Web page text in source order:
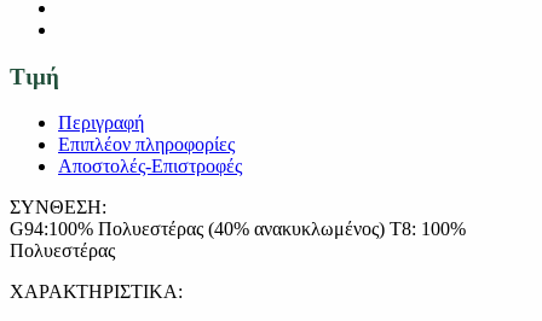
Τιμή
Περιγραφή
Επιπλέον πληροφορίες
Αποστολές-Επιστροφές
ΣΥΝΘΕΣΗ:
G94:100% Πολυεστέρας (40% ανακυκλωμένος) T8: 100%
Πολυεστέρας
ΧΑΡΑΚΤΗΡΙΣΤΙΚΑ: